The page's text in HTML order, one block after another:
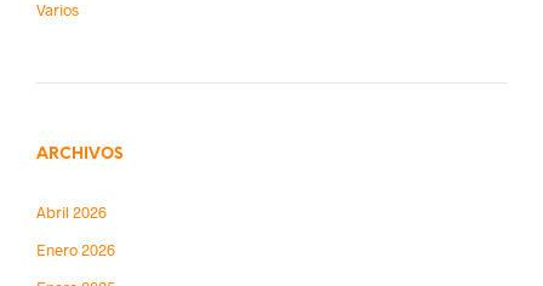
Varios
ARCHIVOS
Abril 2026
Enero 2026